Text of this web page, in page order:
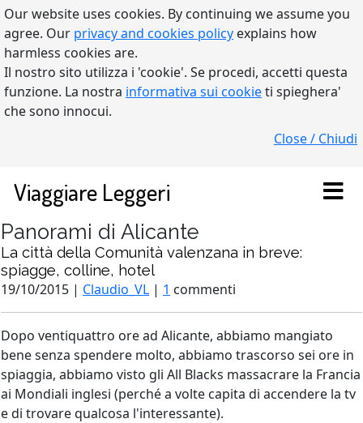
Our website uses cookies. By continuing we assume you
agree. Our privacy and cookies policy explains how
harmless cookies are.
Il nostro sito utilizza i 'cookie'. Se procedi, accetti questa
funzione. La nostra informativa sui cookieti spieghera'
che sono innocui.
Close / Chiudi
Viaggiare Leggeri
Panorami di Alicante
La città della Comunità valenzana in breve:
spiagge, colline, hotel
19/10/2015 | Claudio_VL | 1 commenti
Dopo ventiquattro ore ad Alicante, abbiamo mangiato
bene senza spendere molto, abbiamo trascorso sei ore in
spiaggia, abbiamo visto gli All Blacks massacrare la Francia
ai Mondiali inglesi (perché a volte capita di accendere la tv
e di trovare qualcosa l'interessante).